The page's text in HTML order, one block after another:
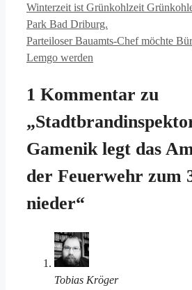
Winterzeit ist Grünkohlzeit
Park Bad Driburg.
Parteiloser Bauamts-Chef möchte
Lemgo werden
1 Kommentar zu
Gamenik legt das
der Feuerwehr zum
nieder“
Tobias Kröger